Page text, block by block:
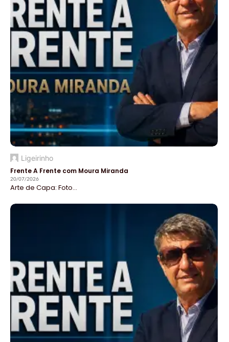
Ligeirinho
Frente A Frente com Moura Miranda
20/07/2026
Arte de Capa: Foto...